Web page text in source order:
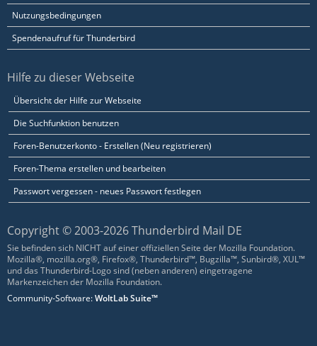
Nutzungsbedingungen
Spendenaufruf für Thunderbird
Hilfe zu dieser Webseite
Übersicht der Hilfe zur Webseite
Die Suchfunktion benutzen
Foren-Benutzerkonto - Erstellen (Neu registrieren)
Foren-Thema erstellen und bearbeiten
Passwort vergessen - neues Passwort festlegen
Copyright © 2003-2026 Thunderbird Mail DE
Sie befinden sich NICHT auf einer offiziellen Seite der Mozilla Foundation.
Mozilla®, mozilla.org®, Firefox®, Thunderbird™, Bugzilla™, Sunbird®, XUL™
und das Thunderbird-Logo sind (neben anderen) eingetragene
Markenzeichen der Mozilla Foundation.
Community-Software:WoltLab Suite™